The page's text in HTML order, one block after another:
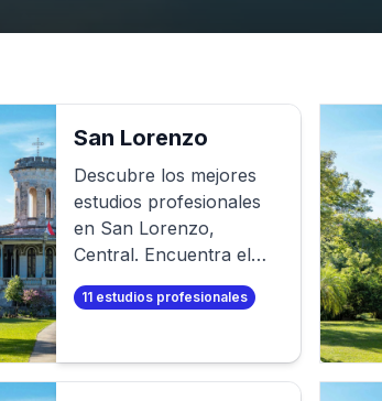
San Lorenzo
Descubre los mejores
estudios profesionales
en San Lorenzo,
Central. Encuentra el
mejor fotógrafo para tu
sesión de fotos
mejor, ¡crea tus propias
fotos profesionales en
11 estudios profesionales